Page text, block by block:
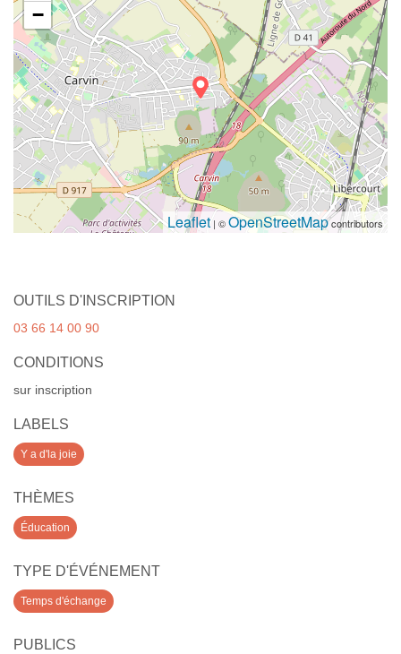
−
Leaflet| ©OpenStreetMapcontributors
OUTILS D'INSCRIPTION
03 66 14 00 90
CONDITIONS
sur inscription
LABELS
Y a d'la joie
THÈMES
Éducation
TYPE D'ÉVÉNEMENT
Temps d'échange
PUBLICS